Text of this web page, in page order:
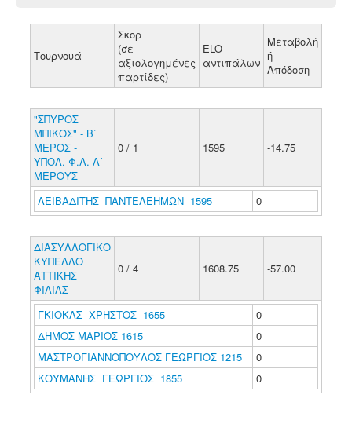
Τουρνουά
Σκορ
(σε
αξιολογημένες
παρτίδες)
ELO
αντιπάλων
Μεταβολή
ή
Απόδοση
"ΣΠΥΡΟΣ
ΜΠΙΚΟΣ" - Β΄
ΜΕΡΟΣ -
ΥΠΟΛ. Φ.Α. Α΄
ΜΕΡΟΥΣ
0 / 1 1595 -14.75
ΛΕΙΒΑΔΙΤΗΣ ΠΑΝΤΕΛΕΗΜΩΝ 1595 0
ΔΙΑΣΥΛΛΟΓΙΚΟ
ΚΥΠΕΛΛΟ
ΑΤΤΙΚΗΣ
ΦΙΛΙΑΣ
0 / 4 1608.75 -57.00
ΓΚΙΟΚΑΣ ΧΡΗΣΤΟΣ 1655
0
ΔΗΜΟΣ ΜΑΡΙΟΣ 1615
0
ΜΑΣΤΡΟΓΙΑΝΝΟΠΟΥΛΟΣ ΓΕΩΡΓΙΟΣ 1215
0
ΚΟΥΜΑΝΗΣ ΓΕΩΡΓΙΟΣ 1855
0